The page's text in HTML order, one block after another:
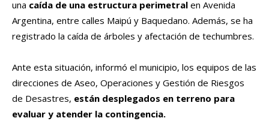
una caída de una estructura perimetral en Avenida
Argentina, entre calles Maipú y Baquedano. Además, se ha
registrado la caída de árboles y afectación de techumbres.
Ante esta situación, informó el municipio, los equipos de las
direcciones de Aseo, Operaciones y Gestión de Riesgos
de Desastres, están desplegados en terreno para
evaluar y atender la contingencia.